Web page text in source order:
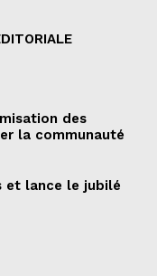
des
la communauté
et lance le jubilé